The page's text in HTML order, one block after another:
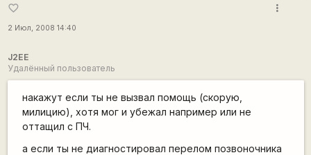
favorite_border
2 Июл, 2008 14:40
more_vert
J2EE
Удалённый пользователь
накажут если ты не вызвал помощь (скорую,
милицию), хотя мог и убежал например или не
оттащил с ПЧ.
а если ты не диагностировал перелом позвоночника